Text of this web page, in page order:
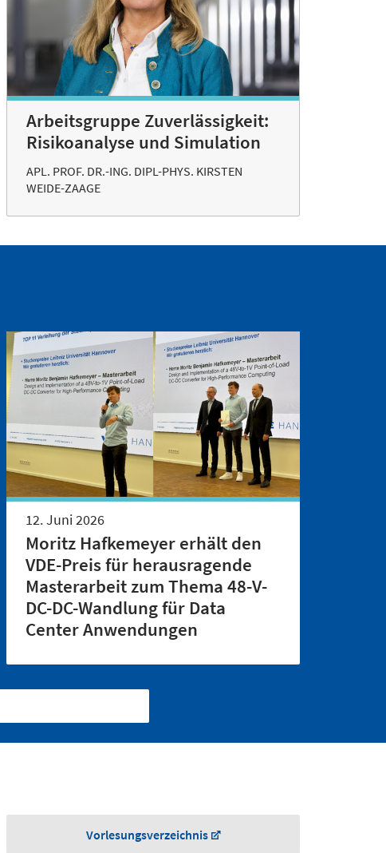
Arbeitsgruppe Zuverlässigkeit:
Risikoanalyse und Simulation
APL. PROF. DR.-ING. DIPL-PHYS. KIRSTEN
WEIDE-ZAAGE
12. Juni 2026
Moritz Hafkemeyer erhält den
VDE-Preis für herausragende
Masterarbeit zum Thema 48-V-
DC-DC-Wandlung für Data
Center Anwendungen
Vorlesungsverzeichnis